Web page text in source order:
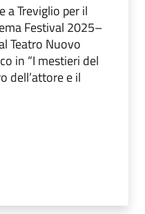
a Treviglio per il
Festival 2025–
Teatro Nuovo
in “I mestieri del
dell’attore e il